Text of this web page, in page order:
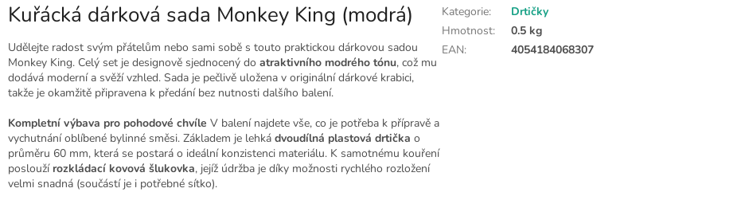
Kuřácká dárková sada Monkey King (modrá)
Udělejte radost svým přátelům nebo sami sobě s touto praktickou dárkovou sadou
Monkey King. Celý set je designově sjednocený do atraktivního modrého tónu, což mu
dodává moderní a svěží vzhled. Sada je pečlivě uložena v originální dárkové krabici,
takže je okamžitě připravena k předání bez nutnosti dalšího balení.
Kompletní výbava pro pohodové chvíle V balení najdete vše, co je potřeba k přípravě a
vychutnání oblíbené bylinné směsi. Základem je lehká dvoudílná plastová drtička o
průměru 60 mm, která se postará o ideální konzistenci materiálu. K samotnému kouření
poslouží rozkládací kovová šlukovka, jejíž údržba je díky možnosti rychlého rozložení
velmi snadná (součástí je i potřebné sítko).
Kategorie:
Drtičky
Hmotnost:
0.5 kg
EAN: 4054184068307